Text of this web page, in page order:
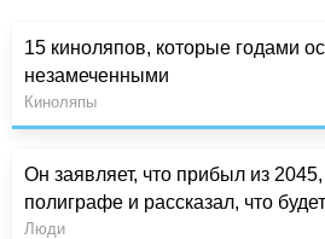
15 киноляпов, которые годами
незамеченными
Киноляпы
Он заявляет, что прибыл из
полиграфе и рассказал, что
Люди